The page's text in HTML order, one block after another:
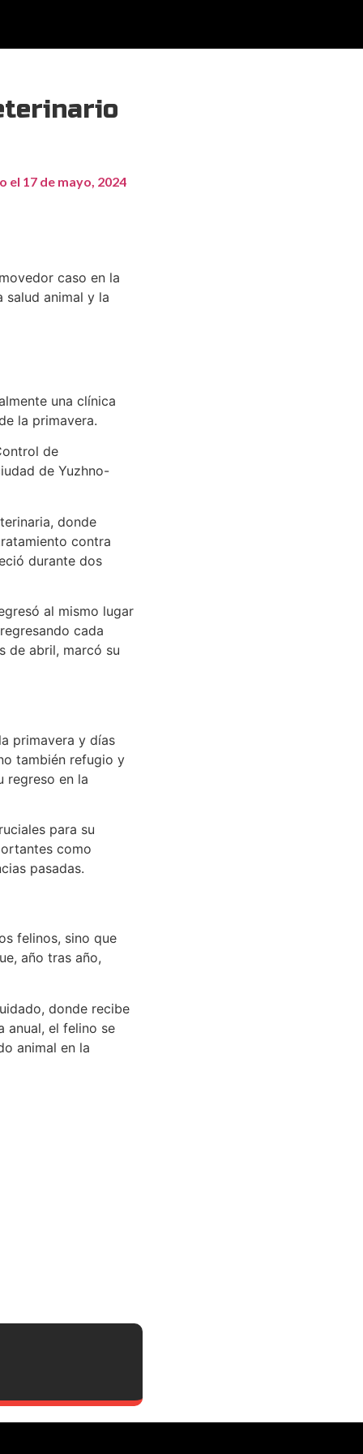
el 17 de mayo, 2024
caso en la
salud animal y la
una clínica
la primavera.
de
de Yuzhno-
donde
contra
durante dos
al mismo lugar
cada
de abril, marcó su
primavera y días
también refugio y
regreso en la
para su
como
pasadas.
felinos, sino que
año tras año,
donde recibe
anual, el felino se
animal en la